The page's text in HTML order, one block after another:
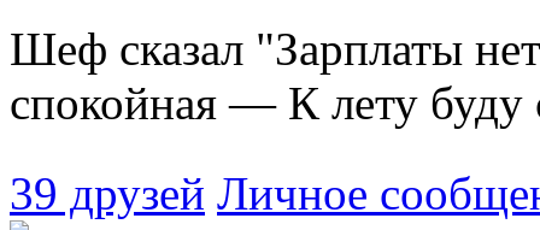
Шеф сказал "Зарплаты
спокойная — К лету буду
39 друзей Личное